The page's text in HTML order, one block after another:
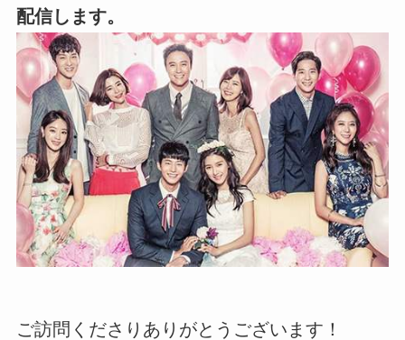
配信します。
ご訪問くださりありがとうございます！